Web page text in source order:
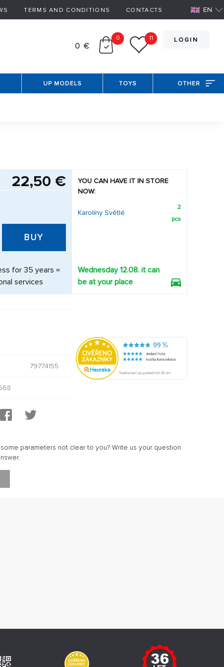
TERMS AND CONDITIONS CONTACTS EN
LOGIN
0 €
0 11
UP MODELS TOYS OTHER
22,50 €
BUY
for 35 years =
services
YOU CAN HAVE IT IN STORE
NOW:
Karolíny Světlé
2
pcs
Wednesday 12.08. it can
be at your place
79774155
parameters not clear to you? Write us your question